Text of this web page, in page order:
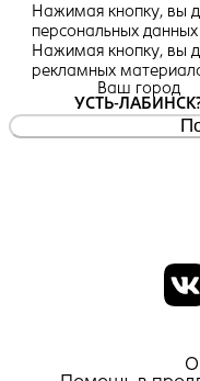
Нажимая кнопку, вы
персональных данных
Нажимая кнопку, вы
рекламных
Ваш город
УСТЬ-
О